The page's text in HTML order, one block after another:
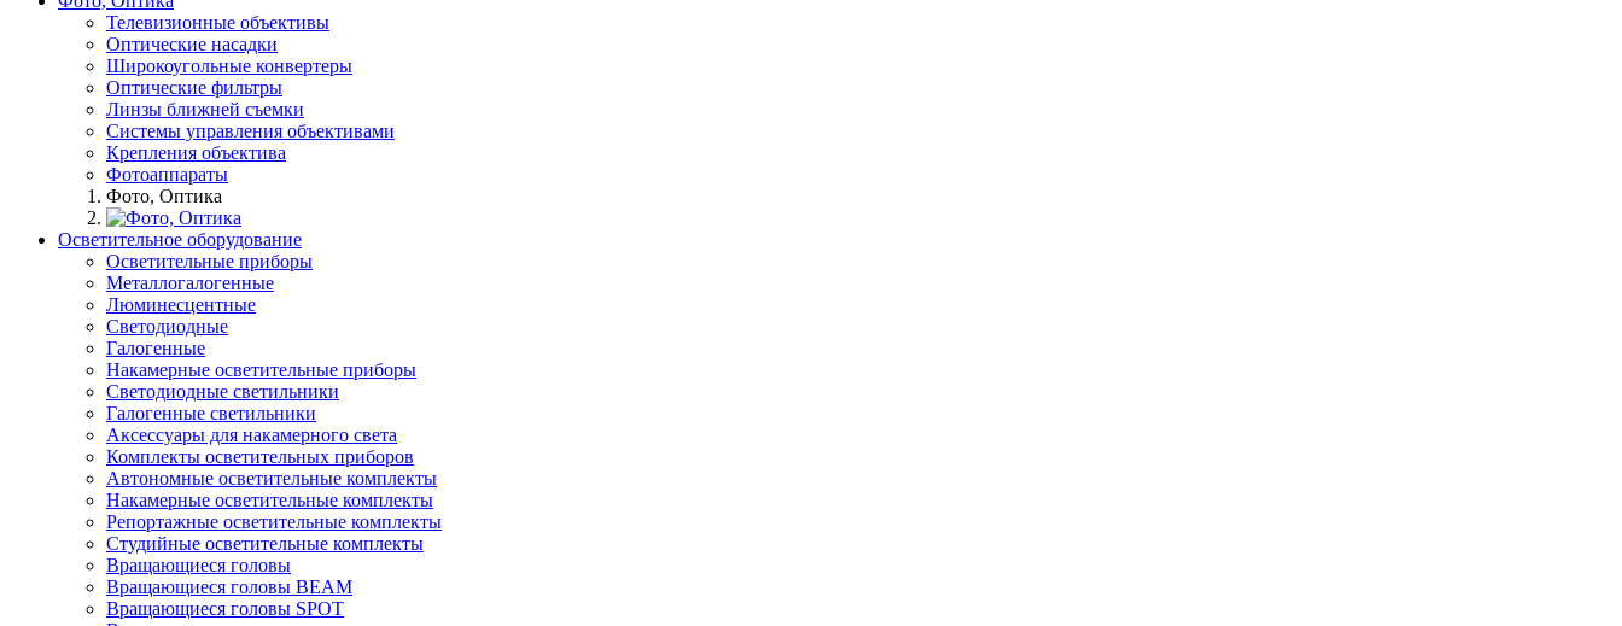
Телевизионные объективы
Оптические насадки
Широкоугольные конвертеры
Оптические фильтры
Линзы ближней съемки
Системы управления объективами
Крепления объектива
Фотоаппараты
Фото, Оптика
Осветительное оборудование
Осветительные приборы
Металлогалогенные
Люминесцентные
Светодиодные
Галогенные
Накамерные осветительные приборы
Светодиодные светильники
Галогенные светильники
Аксессуары для накамерного света
Комплекты осветительных приборов
Автономные осветительные комплекты
Накамерные осветительные комплекты
Репортажные осветительные комплекты
Студийные осветительные комплекты
Вращающиеся головы
Вращающиеся головы BEAM
Вращающиеся головы SPOT